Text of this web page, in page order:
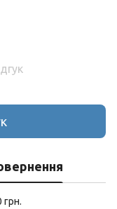
грн.